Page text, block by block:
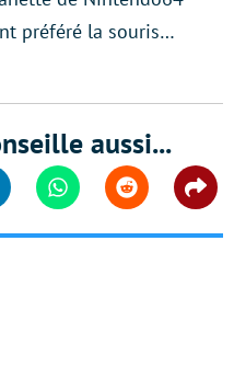
préféré la souris…
aussi...
WhatsappReddit